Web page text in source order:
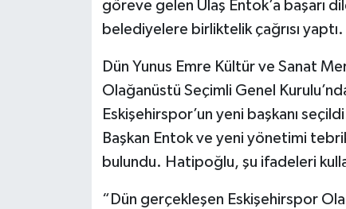
göreve gelen Ulaş Entok’a başarı
belediyelere birliktelik çağrısı yaptı.
Dün Yunus Emre Kültür ve Sanat
Olağanüstü Seçimli Genel
Eskişehirspor’un yeni başkanı
Başkan Entok ve yeni yönetimi
bulundu. Hatipoğlu, şu ifadeleri
“Dün gerçekleşen Eskişehirspor